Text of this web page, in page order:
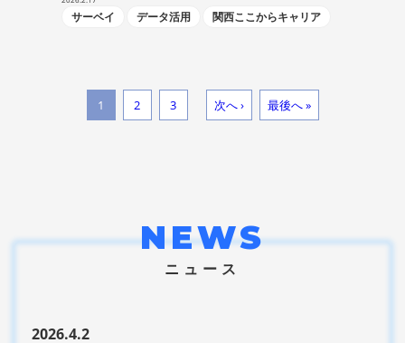
サーベイ データ活用 関西ここからキャリア
1 2 3 次へ › 最後へ »
NEWS
ニュース
2026.4.2